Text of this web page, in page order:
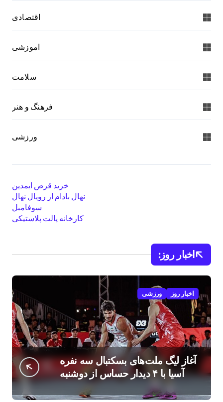
اقتصادی
اموزشی
سلامت
فرهنگ و هنر
ورزشی
خرید قرص ایمدین
نهال بادام از رویال نهال
سوفامبل
کارخانه پالت پلاستیکی
اخبار روز:
اخبار روز ورزشی
آغاز لیگ ملت‌های بسکتبال سه نفره
آسیا با ۴ دیدار حساس از دوشنبه